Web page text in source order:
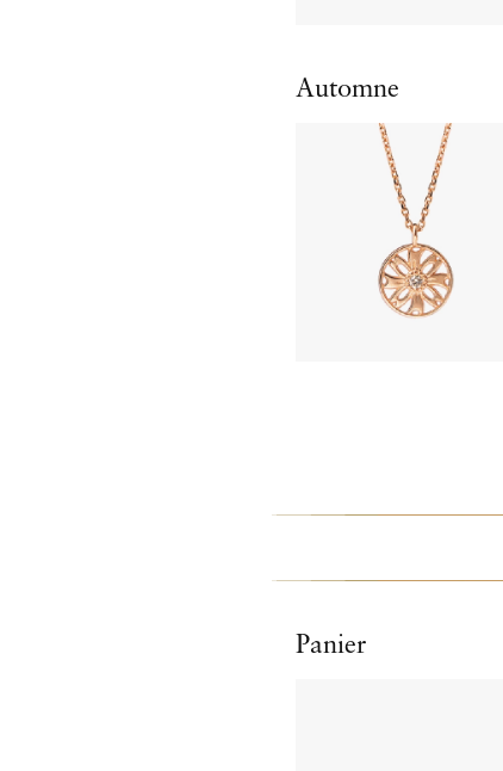
Automne
Panier